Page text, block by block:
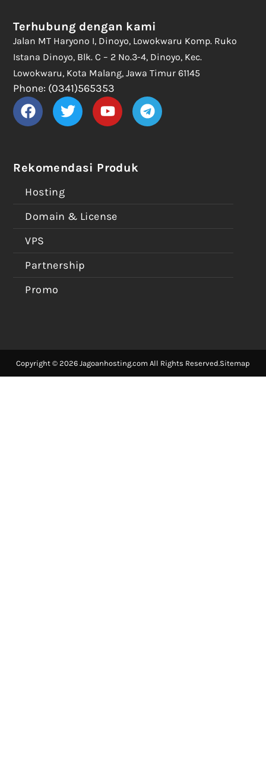
Rekomendasi Produk
Hosting
Domain & License
VPS
Partnership
Promo
Terhubung dengan kami
Jalan MT Haryono I, Dinoyo, Lowokwaru Komp. Ruko
Istana Dinoyo, Blk. C – 2 No.3-4, Dinoyo, Kec.
Lowokwaru, Kota Malang, Jawa Timur 61145
Phone: (0341)565353
Copyright © 2026 Jagoanhosting.com All Rights Reserved.Sitemap